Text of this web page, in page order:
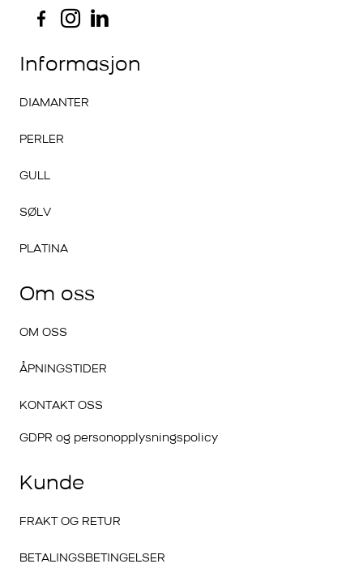
Informasjon
DIAMANTER
PERLER
GULL
SØLV
PLATINA
Om oss
OM OSS
ÅPNINGSTIDER
KONTAKT OSS
GDPR og personopplysningspolicy
Kunde
FRAKT OG RETUR
BETALINGSBETINGELSER